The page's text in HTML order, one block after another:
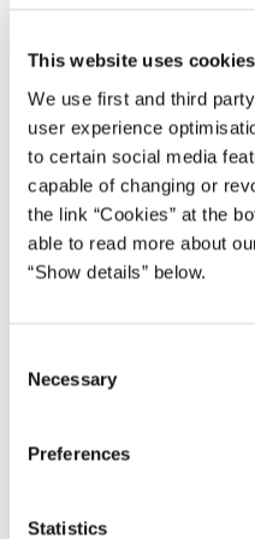
This website uses cookies
We use first and third
user experience
to certain social media
capable of changing or
the link “Cookies” at the
able to read more about
“Show details” below.
Necessary
Preferences
Statistics
ikke handler om, hvem der er
enkelte debattører og partier,
Det må jeg advare meget imod.
Der er adskillige, der har
egentlig er.
Tag nu bare Halfdan
helte', og jeg citerer, formand,
Folketingets talerstol, men
der er mere danske end